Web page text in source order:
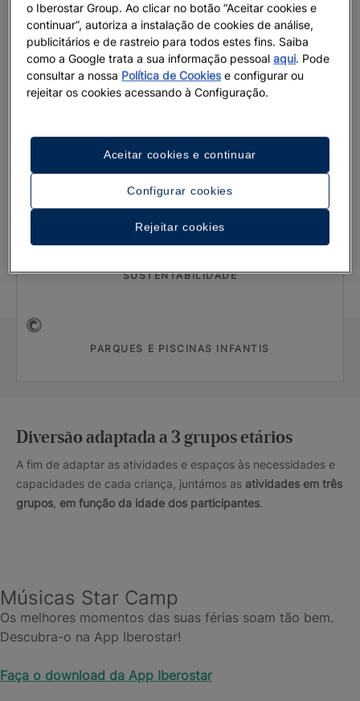
SUSTENTABILIDADE
PARQUES E PISCINAS INFANTIS
Diversão adaptada a 3 grupos etários
A fim de adaptar as atividades e espaços às necessidades e
capacidades de cada criança, juntámos as atividades em três
grupos em função da idade dos participantes.
Músicas Star Camp
Os melhores momentos das suas férias soam tão bem.
Descubra-o na App Iberostar!
Faça o download da App Iberostar
o Iberostar Group. Ao clicar no botão “Aceitar cookies e
continuar”, autoriza a instalação de cookies de análise,
publicitários e de rastreio para todos estes fins. Saiba
como a Google trata a sua informação pessoalaqui. Pode
consultar a nossa Política de Cookiese configurar ou
rejeitar os cookies acessando à Configuração.
Configurar cookies
Rejeitar cookies
Aceitar cookies e continuar